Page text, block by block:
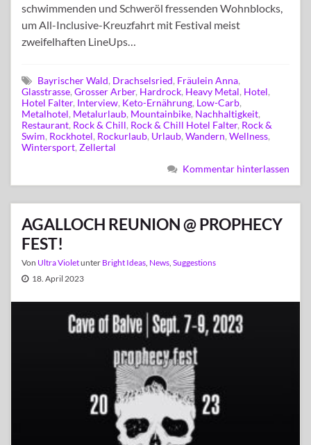
schwimmenden und Schweröl fressenden Wohnblocks,
um All-Inclusive-Kreuzfahrt mit Festival meist
zweifelhaften LineUps…
Bayrischer Wald, Drachselsried, Fräulein Anna,
Glasstrasse, Grosser Arber, Hardrock, Heavy Metal, Hotel,
Hotel Falter, Interview, Keto-Ernährung, Low-Carb,
Metalhotel, Metalurlaub, Mountainbike, Nachhaltigkeit,
Restaurant, Rock & Chill, Rock & Chill Hotel Falter, Rock &
Swim, Rockhotel, Rockurlaub, Urlaub, Wandern, Wellness,
Wintersport, Zellertal
Kommentar hinterlassen
AGALLOCH REUNION @ PROPHECY
FEST!
Von Ultra Violetunter Bright Ideas News Suggestions
18. April 2023